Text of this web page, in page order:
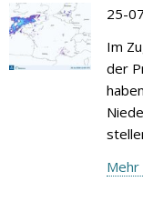
25-
Im
der
Mehr